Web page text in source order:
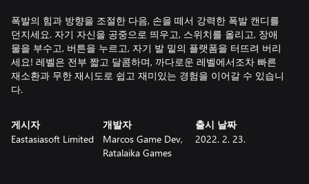
폭발의 힘과 방향을 조절한 다음, 손을 떼서 강력한 폭발 캔디를
던지세요. 자기 자신을 공중으로 띄우고, 스위치를 올리고, 장애
물을 부수고, 버튼을 누르고, 자기 발 밑의 플랫폼을 터뜨려 버리
세요! 레벨은 전부 짧고 달콤하며, 까다로운 레벨에서조차 빠른
재소환과 무한 재시도로 쉽고 재미있는 경험을 이어갈 수 있습니
다.
게시자
Eastasiasoft Limited
개발자
Marcos Game Dev,
Ratalaika Games
출시 날짜
2022. 2. 23.